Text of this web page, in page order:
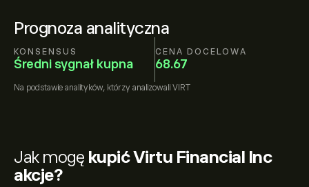
Prognoza analityczna
KONSENSUS
Średni sygnał kupna
CENA DOCELOWA
68.67
Na podstawie analityków, którzy analizowali VIRT
Jak mogę kupić Virtu Financial Inc
akcje?